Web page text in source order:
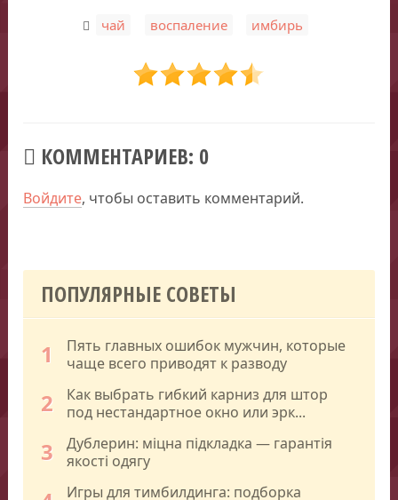
чай воспаление имбирь
КОММЕНТАРИЕВ: 0
Войдите, чтобы оставить комментарий.
ПОПУЛЯРНЫЕ СОВЕТЫ
1
Пять главных ошибок мужчин, которые
чаще всего приводят к разводу
2
Как выбрать гибкий карниз для штор
под нестандартное окно или эрк...
3
Дублерин: міцна підкладка — гарантія
якості одягу
Игры для тимбилдинга: подборка